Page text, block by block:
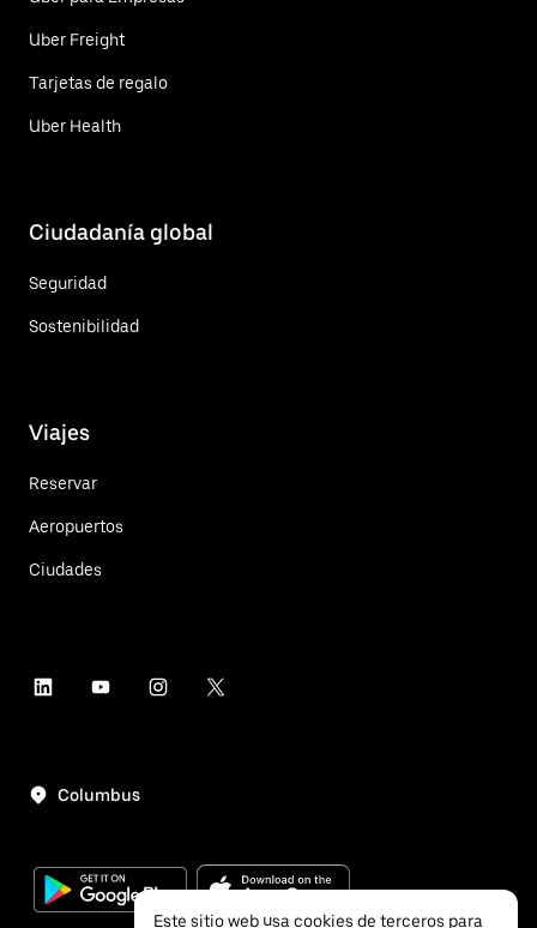
Uber Freight
Tarjetas de regalo
Uber Health
Ciudadanía global
Seguridad
Sostenibilidad
Viajes
Reservar
Aeropuertos
Ciudades
Columbus
Este sitio web usa cookies de terceros para